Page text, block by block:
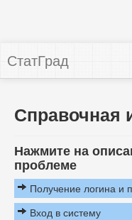
СтатГрад
Вопрос-ответ
Справочная
Нажмите на
проблеме
Получение логина и
Вход в систему